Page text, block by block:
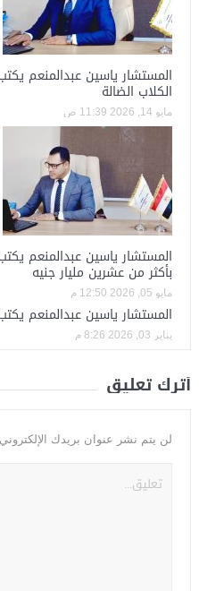
المستشار ياسين عبدالمنعم
الكلاب الضالة
مايو 14, 2026 11:39 ص
المستشار ياسين عبدالمنعم
بأكثر من عشرين مليار جنيه
مايو 05, 2026 12:50 م
المستشار ياسين عبدالمنعم يكتب:
يناير 03, 2026 8:26 م
أترك تعليق
لن يتم نشر عنوان بريدك الإلكتروني.